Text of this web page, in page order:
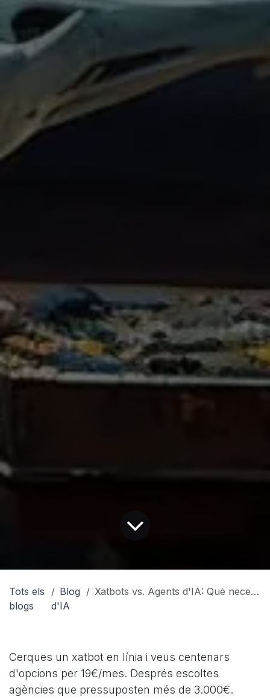
Tots els
blogs
Blog
d'IA
Xatbots vs. Agents d'IA: Què necessita realment la teva PIME?
Cerques un xatbot en línia i veus centenars
d'opcions per 19€/mes. Després escoltes
agències que pressuposten més de 3.000€.